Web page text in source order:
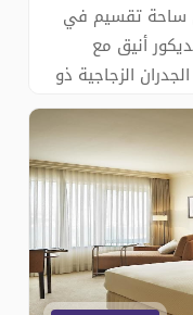
4 نجوم على ساحة تقسيم في
أنيق مع
الزجاجية ذو
مضيق البوسفور.
توفر غرف فندق CVK Taksim Hotel Istanbul خدمة
إل سي دي